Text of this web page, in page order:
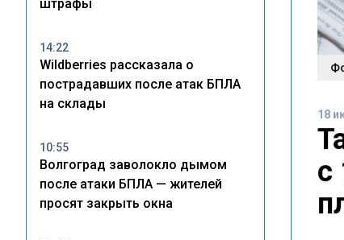
штрафы
14:22
Wildberries рассказала о
пострадавших после атак БПЛА
на склады
10:55
Волгоград заволокло дымом
после атаки БПЛА — жителей
просят закрыть окна
18
с